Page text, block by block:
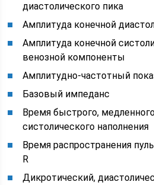
диастолического пика
Амплитуда конечной
Амплитуда конечной
венозной компоненты
Амплитудно-частотный
Базовый импеданс
Время быстрого,
систолического наполнения
Время распространения
R
Дикротический,